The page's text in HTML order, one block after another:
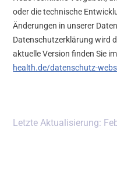
oder die technische
Änderungen in unserer
Datenschutzerklärung wird
aktuelle Version finden Sie
health.de/datenschutz-
Letzte Aktualisierung: